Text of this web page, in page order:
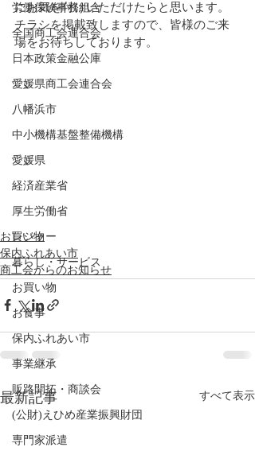
労働保険事務組合
全国商工会連合会
日本政策金融公庫
愛媛県商工会連合会
八幡浜市
中小機構基盤整備機構
愛媛県
経済産業省
厚生労働省
レジャー
暮らし・サービス
お買い物
お食事
保内ふれあい市
事業継承
販路開拓・商談会
(公財)えひめ産業振興財団
専門家派遣
にお気を付けいただけたらと思います。
チラシを掲載致しますので、皆様のご来
場をお待ちしております。
お買い物
保内ふれあい市
商工会からのお知らせ
最新記事 すべて表示